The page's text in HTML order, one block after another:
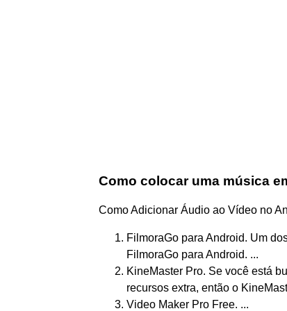
Como colocar uma música
Como Adicionar Áudio ao Vídeo no
FilmoraGo para Android. Um
FilmoraGo para Android. ...
KineMaster Pro. Se você está
recursos extra, então o
Video Maker Pro Free. ...